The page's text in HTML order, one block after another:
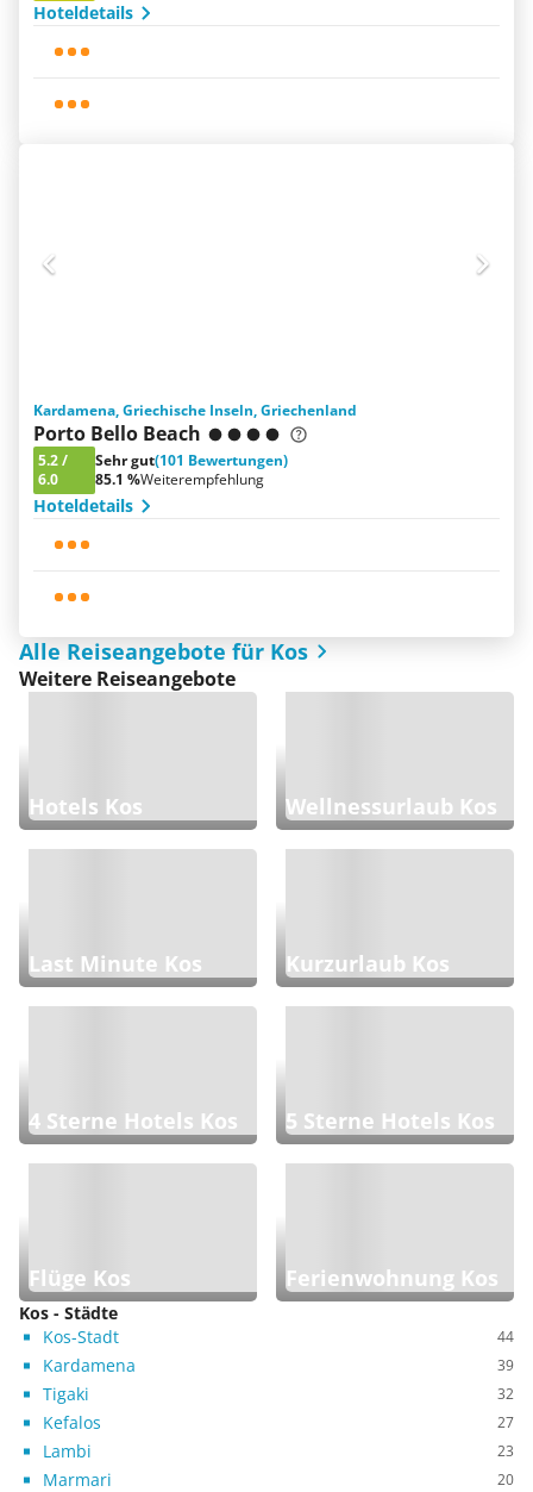
Hoteldetails
Kardamena, Griechische Inseln, Griechenland
Porto Bello Beach
5.2/
6.0
Sehr gut(101 Bewertungen)
85.1 %Weiterempfehlung
Hoteldetails
Alle Reiseangebote für Kos
Weitere Reiseangebote
Hotels Kos Wellnessurlaub Kos
Last Minute Kos Kurzurlaub Kos
4 Sterne Hotels Kos 5 Sterne Hotels Kos
Flüge Kos Ferienwohnung Kos
Kos - Städte
Kos-Stadt
44
Kardamena 39
Tigaki 32
Kefalos 27
Lambi 23
Marmari 20